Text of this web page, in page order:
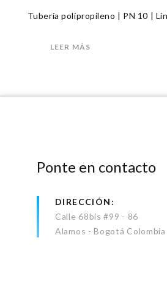
Tubería polipropileno | PN 10 |
LEER MÁS
Ponte en contacto
DIRECCIÓN
Calle 68bis #99 - 86
Alamos - Bogotá Colombia